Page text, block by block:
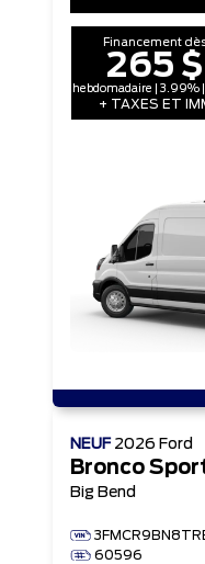
Financement
265 $
hebdomadaire | 3.99%
+ TAXES ET
NEUF 2026 Ford
Bronco
Big Bend
60596